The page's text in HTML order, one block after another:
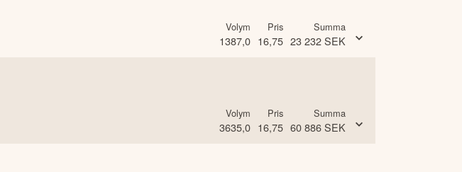
Volym
1387,0
Pris
16,75
Summa
23 232 SEK
Volym
3635,0
Pris
16,75
Summa
60 886 SEK